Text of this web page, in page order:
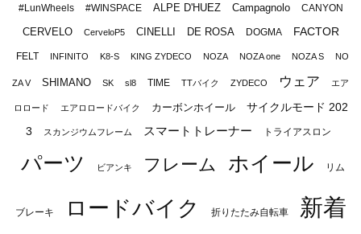
#LunWheels #WINSPACE ALPE D'HUEZ Campagnolo CANYON
CERVELO CerveloP5 CINELLI DE ROSA DOGMA FACTOR
FELT INFINITO K8-S KING ZYDECO NOZA NOZA one NOZA S NO
ZA V SHIMANO SK sl8 TIME TTバイク ZYDECO ウェア エア
ロロード エアロロードバイク カーボンホイール
サイクルモード 202
3
スカンジウムフレーム スマートトレーナー トライアスロン
パーツ ビアンキ フレーム ホイール リム
ブレーキ ロードバイク 折りたたみ自転車
新着